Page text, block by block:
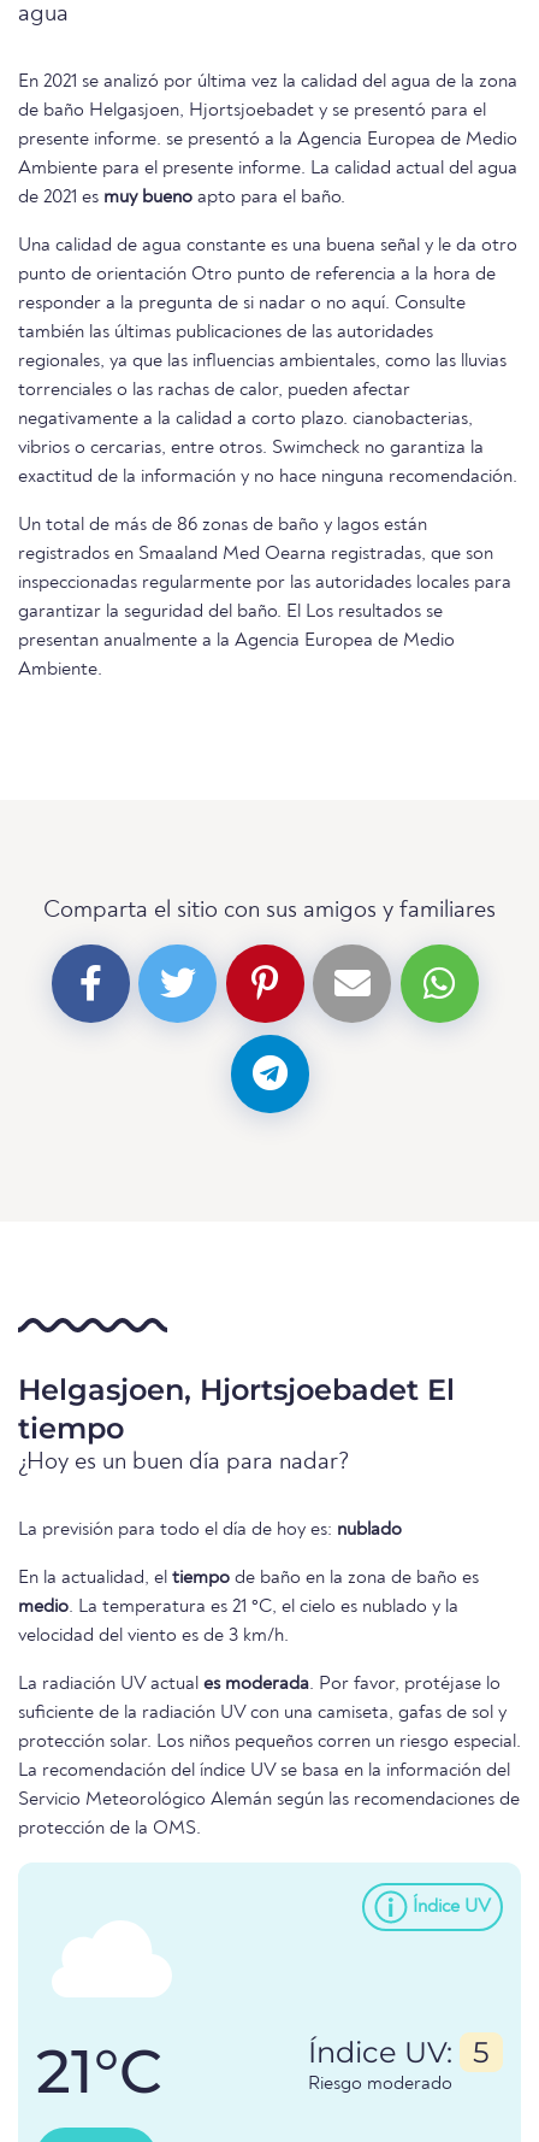
agua
En 2021 se analizó por última vez la calidad del agua de la zona
de baño Helgasjoen, Hjortsjoebadet y se presentó para el
presente informe. se presentó a la Agencia Europea de Medio
Ambiente para el presente informe. La calidad actual del agua
de 2021 es muy bueno apto para el baño.
Una calidad de agua constante es una buena señal y le da otro
punto de orientación Otro punto de referencia a la hora de
responder a la pregunta de si nadar o no aquí. Consulte
también las últimas publicaciones de las autoridades
regionales, ya que las influencias ambientales, como las lluvias
torrenciales o las rachas de calor, pueden afectar
negativamente a la calidad a corto plazo. cianobacterias,
vibrios o cercarias, entre otros. Swimcheck no garantiza la
exactitud de la información y no hace ninguna recomendación.
Un total de más de 86 zonas de baño y lagos están
registrados en Smaaland Med Oearna registradas, que son
inspeccionadas regularmente por las autoridades locales para
garantizar la seguridad del baño. El Los resultados se
presentan anualmente a la Agencia Europea de Medio
Ambiente.
Comparta el sitio con sus amigos y familiares
Helgasjoen, Hjortsjoebadet El
tiempo
¿Hoy es un buen día para nadar?
La previsión para todo el día de hoy es: nublado
En la actualidad, el tiempo de baño en la zona de baño es
medio. La temperatura es 21 °C, el cielo es nublado y la
velocidad del viento es de 3 km/h.
La radiación UV actual es moderada. Por favor, protéjase lo
suficiente de la radiación UV con una camiseta, gafas de sol y
protección solar. Los niños pequeños corren un riesgo especial.
La recomendación del índice UV se basa en la información del
Servicio Meteorológico Alemán según las recomendaciones de
protección de la OMS.
Índice UV
21°C Índice UV: 5
Riesgo moderado